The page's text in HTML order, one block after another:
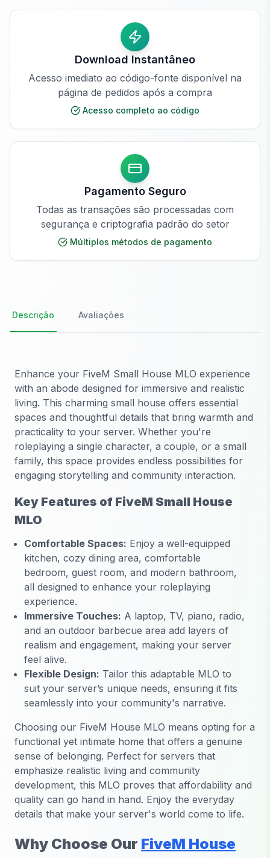
Download Instantâneo
Acesso imediato ao código-fonte disponível na
página de pedidos após a compra
Acesso completo ao código
Pagamento Seguro
Todas as transações são processadas com
segurança e criptografia padrão do setor
Múltiplos métodos de pagamento
Descrição Avaliações
Enhance your FiveM Small House MLO experience
with an abode designed for immersive and realistic
living. This charming small house offers essential
spaces and thoughtful details that bring warmth and
practicality to your server. Whether you're
roleplaying a single character, a couple, or a small
family, this space provides endless possibilities for
engaging storytelling and community interaction.
Key Features of FiveM Small House
MLO
Comfortable Spaces: Enjoy a well-equipped
kitchen, cozy dining area, comfortable
bedroom, guest room, and modern bathroom,
all designed to enhance your roleplaying
experience.
Immersive Touches: A laptop, TV, piano, radio,
and an outdoor barbecue area add layers of
realism and engagement, making your server
feel alive.
Flexible Design: Tailor this adaptable MLO to
suit your server’s unique needs, ensuring it fits
seamlessly into your community's narrative.
Choosing our FiveM House MLO means opting for a
functional yet intimate home that offers a genuine
sense of belonging. Perfect for servers that
emphasize realistic living and community
development, this MLO proves that affordability and
quality can go hand in hand. Enjoy the everyday
details that make your server's world come to life.
Why Choose Our FiveM House